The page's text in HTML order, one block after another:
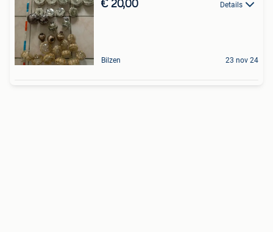
€ 20,00 Details
Bilzen 23 nov 24